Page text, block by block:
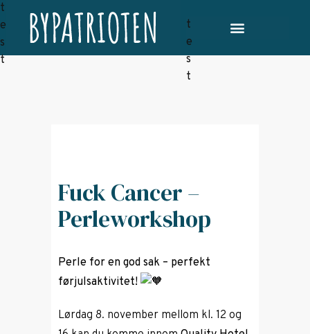
Fuck Cancer –
Perleworkshop
Perle for en god sak – perfekt
førjulsaktivitet!
Lørdag 8. november mellom kl. 12 og